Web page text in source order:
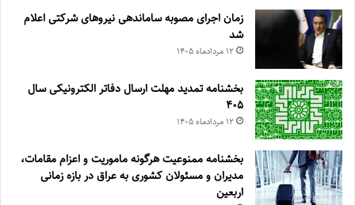
زمان اجرای مصوبه ساماندهی نیروهای شرکتی اعلام
شد
۱۲ مرداد‌ماه ۱۴۰۵
بخشنامه تمدید مهلت ارسال دفاتر الکترونیکی سال
۴۰۵
۱۲ مرداد‌ماه ۱۴۰۵
بخشنامه ممنوعیت هرگونه ماموریت و اعزام مقامات،
مدیران و مسئولان کشوری به عراق در بازه زمانی
اربعین